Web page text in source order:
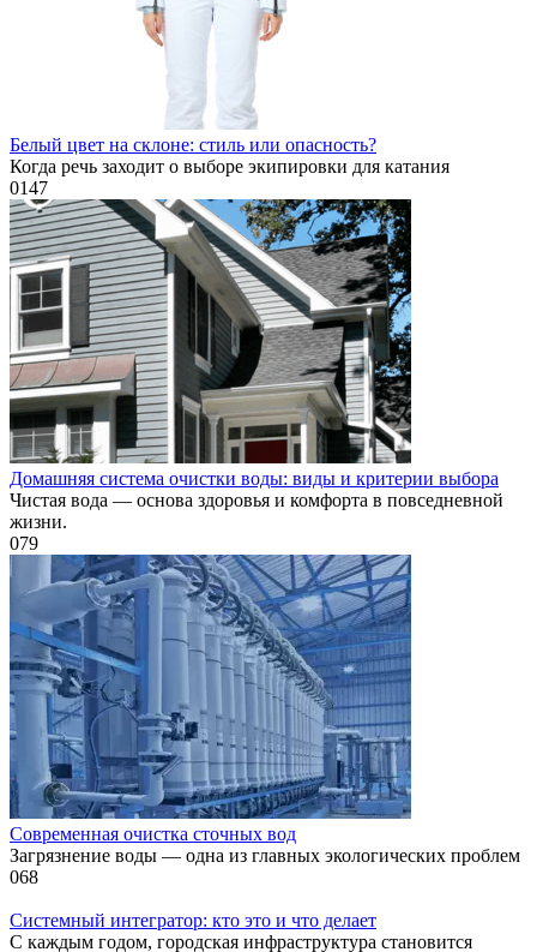
Белый цвет на склоне: стиль или опасность?
Когда речь заходит о выборе экипировки для катания
0147
Домашняя система очистки воды: виды и критерии выбора
Чистая вода — основа здоровья и комфорта в повседневной
жизни.
079
Современная очистка сточных вод
Загрязнение воды — одна из главных экологических проблем
068
Системный интегратор: кто это и что делает
С каждым годом, городская инфраструктура становится